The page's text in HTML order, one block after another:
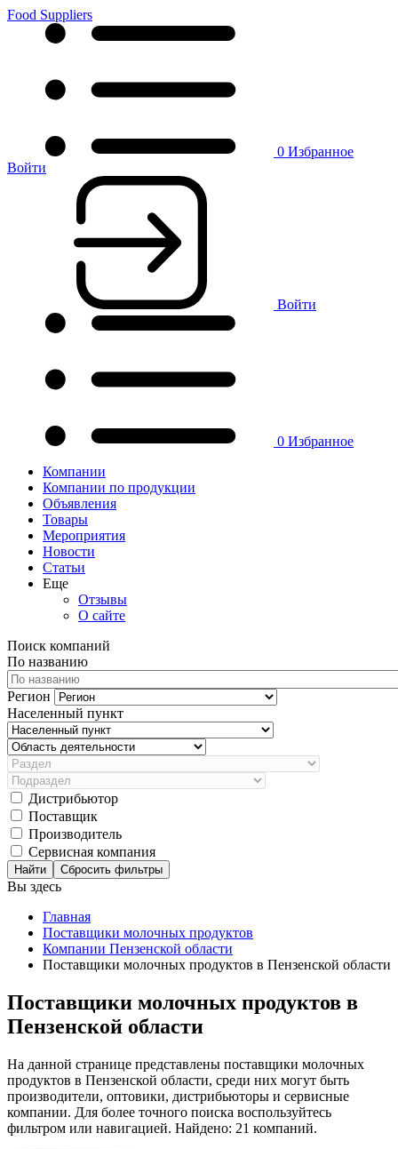
Food Suppliers
0 Избранное
Войти
Войти
0 Избранное
Компании
Компании по продукции
Объявления
Товары
Мероприятия
Новости
Статьи
Еще
Отзывы
О сайте
Поиск компаний
По названию
Регион
Населенный пункт
Дистрибьютор
Поставщик
Производитель
Сервисная компания
Сбросить фильтры
Вы здесь
Главная
Поставщики молочных продуктов
Компании Пензенской области
Поставщики молочных продуктов в Пензенской области
Поставщики молочных продуктов в
Пензенской области
На данной странице представлены поставщики молочных
продуктов в Пензенской области, среди них могут быть
производители, оптовики, дистрибьюторы и сервисные
компании. Для более точного поиска воспользуйтесь
фильтром или навигацией. Найдено: 21 компаний.